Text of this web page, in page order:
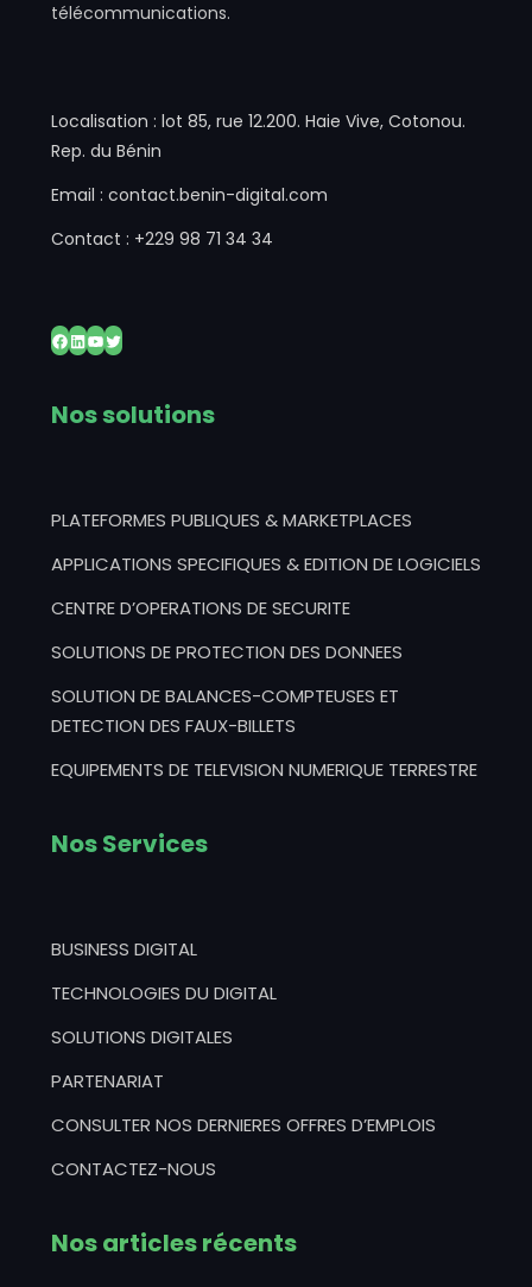
télécommunications.
Localisation : lot 85, rue 12.200. Haie Vive, Cotonou.
Rep. du Bénin
Email : contact.benin-digital.com
Contact : +229 98 71 34 34
Facebook
LinkedIn
YouTube
Twitter
Nos solutions
PLATEFORMES PUBLIQUES & MARKETPLACES
APPLICATIONS SPECIFIQUES & EDITION DE LOGICIELS
CENTRE D’OPERATIONS DE SECURITE
SOLUTIONS DE PROTECTION DES DONNEES
SOLUTION DE BALANCES-COMPTEUSES ET
DETECTION DES FAUX-BILLETS
EQUIPEMENTS DE TELEVISION NUMERIQUE TERRESTRE
Nos Services
BUSINESS DIGITAL
TECHNOLOGIES DU DIGITAL
SOLUTIONS DIGITALES
PARTENARIAT
CONSULTER NOS DERNIERES OFFRES D’EMPLOIS
CONTACTEZ-NOUS
Nos articles récents